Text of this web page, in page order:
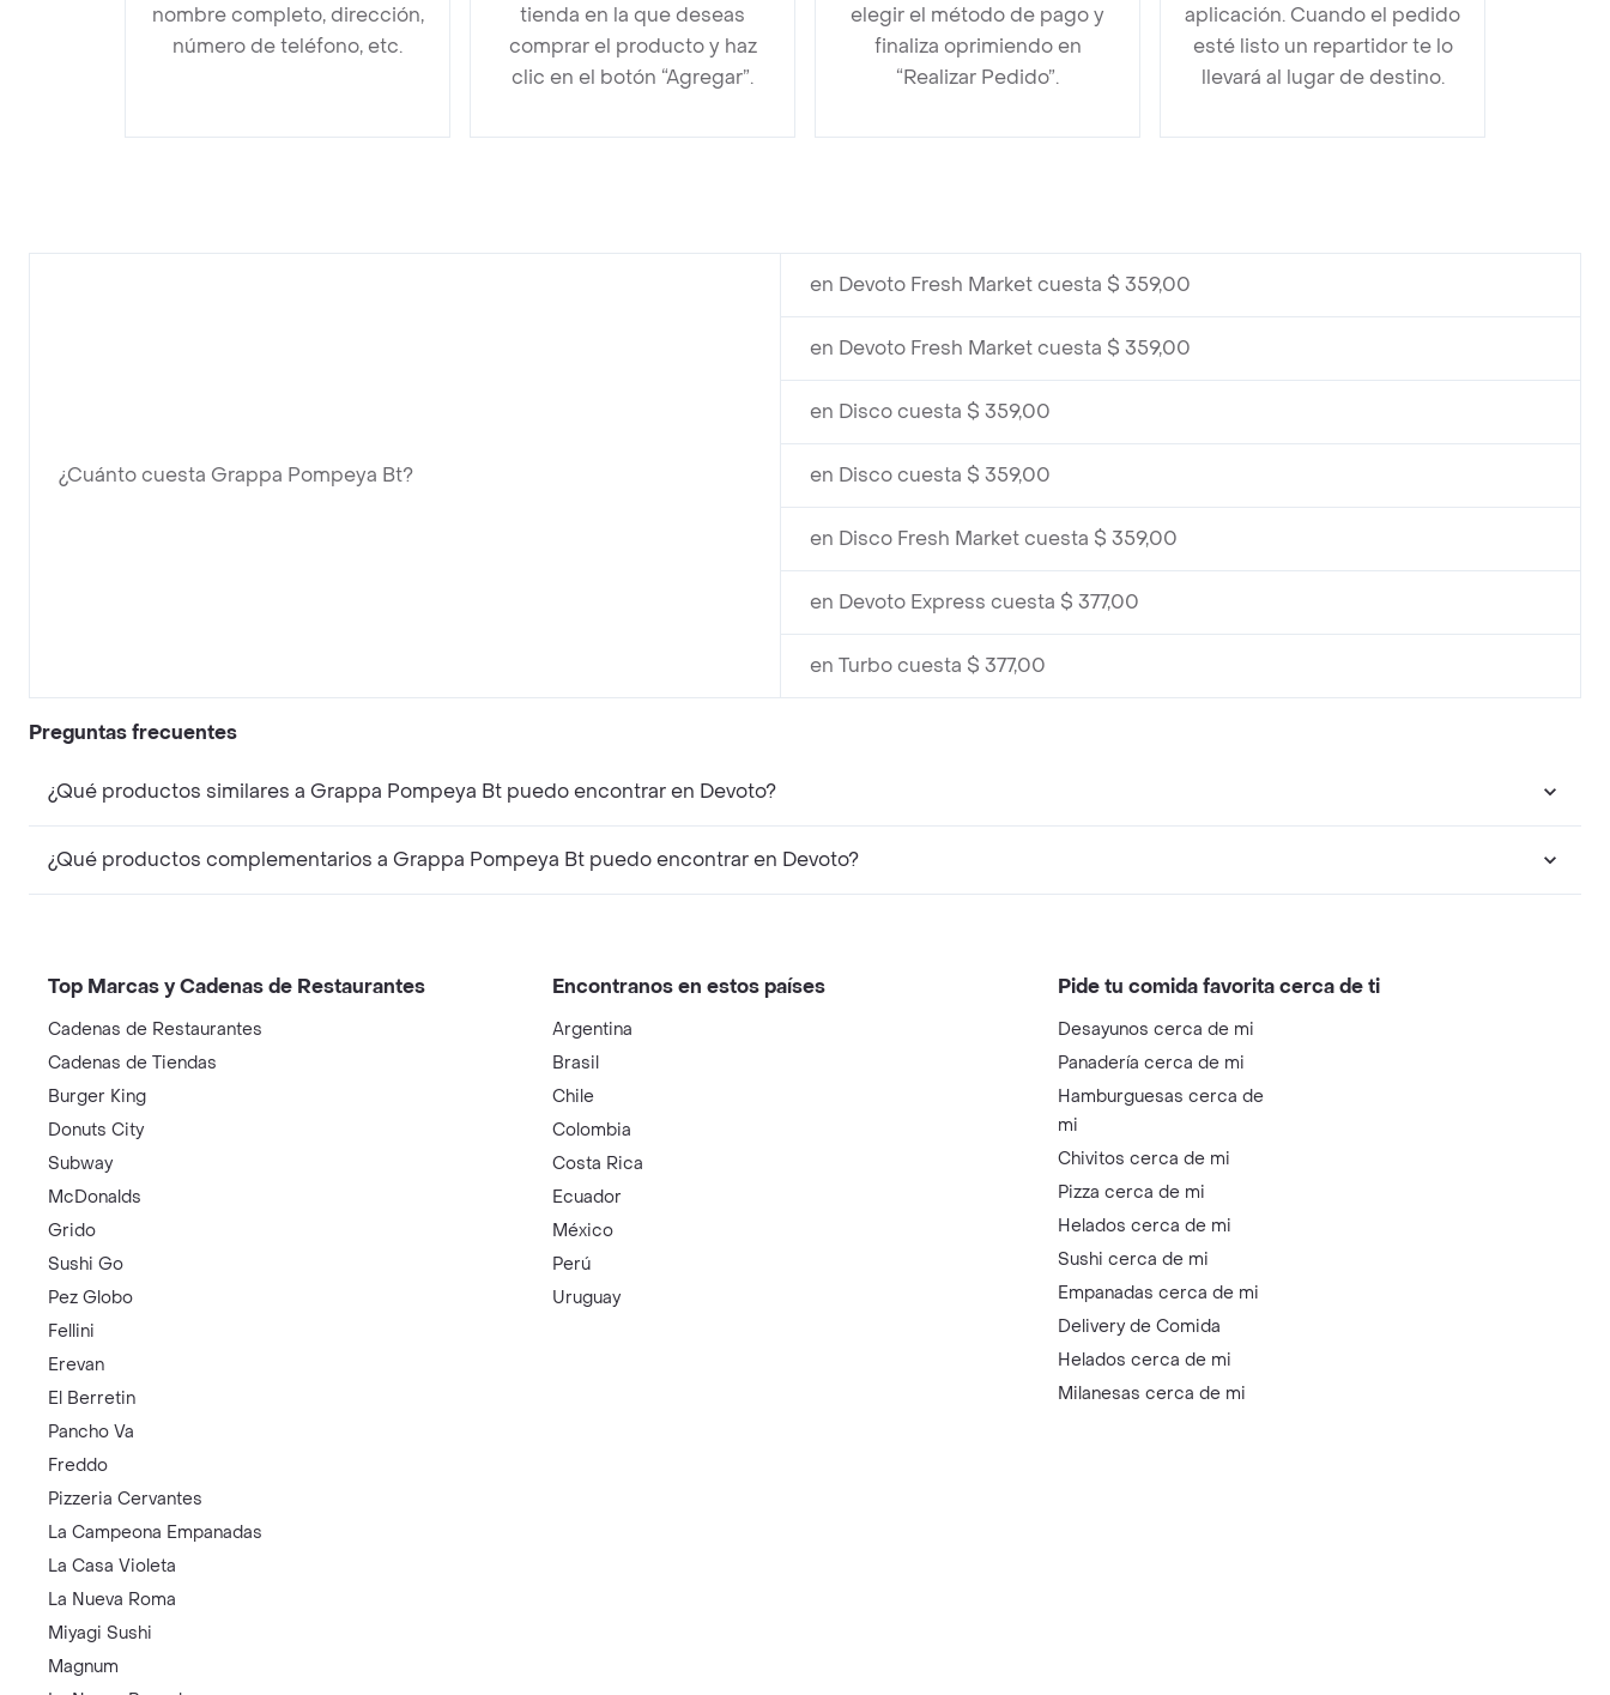
nombre completo, dirección,
número de teléfono, etc.
tienda en la que deseas
comprar el producto y haz
clic en el botón “Agregar”.
elegir el método de pago y
finaliza oprimiendo en
“Realizar Pedido”.
aplicación. Cuando el pedido
esté listo un repartidor te lo
llevará al lugar de destino.
¿Cuánto cuesta Grappa Pompeya Bt?
en Devoto Fresh Market cuesta $ 359,00
en Devoto Fresh Market cuesta $ 359,00
en Disco cuesta $ 359,00
en Disco cuesta $ 359,00
en Disco Fresh Market cuesta $ 359,00
en Devoto Express cuesta $ 377,00
en Turbo cuesta $ 377,00
Preguntas frecuentes
¿Qué productos similares a Grappa Pompeya Bt puedo encontrar en Devoto?
¿Qué productos complementarios a Grappa Pompeya Bt puedo encontrar en Devoto?
Top Marcas y Cadenas de Restaurantes
Cadenas de Restaurantes
Cadenas de Tiendas
Burger King
Donuts City
Subway
McDonalds
Grido
Sushi Go
Pez Globo
Fellini
Erevan
El Berretin
Pancho Va
Freddo
Pizzeria Cervantes
La Campeona Empanadas
La Casa Violeta
La Nueva Roma
Miyagi Sushi
Magnum
Encontranos en estos países
Argentina
Brasil
Chile
Colombia
Costa Rica
Ecuador
México
Perú
Uruguay
Pide tu comida favorita cerca de ti
Desayunos cerca de mi
Panadería cerca de mi
Hamburguesas cerca de
mi
Chivitos cerca de mi
Pizza cerca de mi
Helados cerca de mi
Sushi cerca de mi
Empanadas cerca de mi
Delivery de Comida
Helados cerca de mi
Milanesas cerca de mi